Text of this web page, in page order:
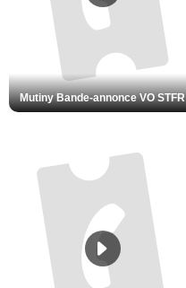
Mutiny Bande-annonce VO STFR